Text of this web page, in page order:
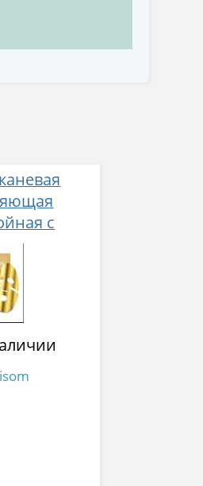
с
Berrisom
Mask
80